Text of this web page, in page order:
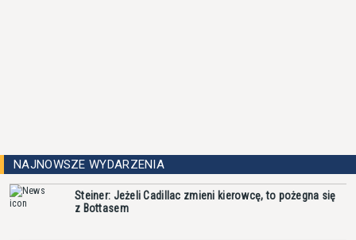
NAJNOWSZE WYDARZENIA
Steiner: Jeżeli Cadillac zmieni kierowcę, to pożegna się
z Bottasem